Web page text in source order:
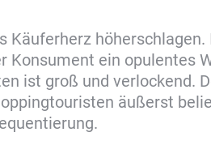
Käuferherz höherschlagen.
Konsument ein opulentes
ist groß und verlockend.
äußerst